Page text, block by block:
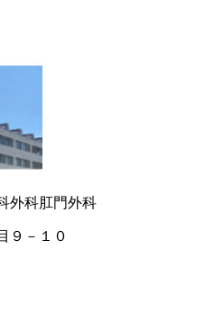
外科肛門外科
９－１０